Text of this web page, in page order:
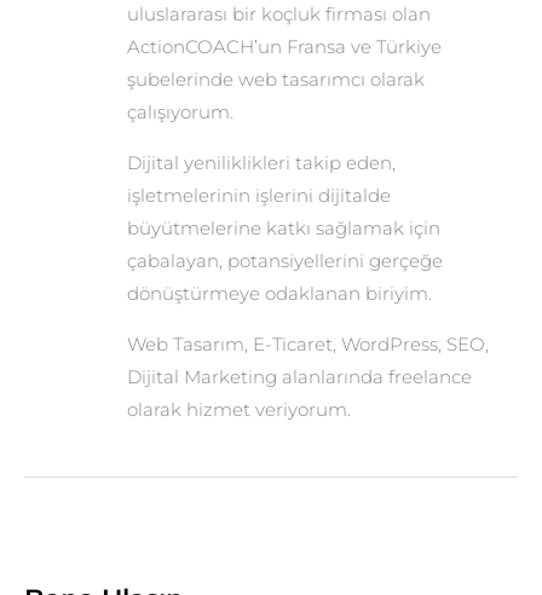
uluslararası bir koçluk firması olan
ActionCOACH’un Fransa ve Türkiye
şubelerinde web tasarımcı olarak
çalışıyorum.
Dijital yeniliklikleri takip eden,
işletmelerinin işlerini dijitalde
büyütmelerine katkı sağlamak için
çabalayan, potansiyellerini gerçeğe
dönüştürmeye odaklanan biriyim.
Web Tasarım, E-Ticaret, WordPress, SEO,
Dijital Marketing alanlarında freelance
olarak hizmet veriyorum.